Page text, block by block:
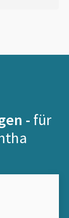
- für